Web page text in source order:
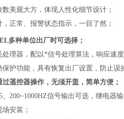
美观大方，体现人性化细节设计；
正常、报警状态指示，一目了然；
多种单位出厂时可选择；
理器，配以*信号处理算法，响应速度
护功能，具有恢复出厂设置，防止误
遥控器操作，无须开盖，简单方便；
200~1000HZ信号输出可选，继电器
安装；